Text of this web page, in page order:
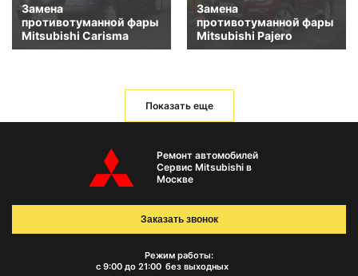
Замена
противотуманной фары
Mitsubishi Carisma
Замена
противотуманной фары
Mitsubishi Pajero
Показать еще
Ремонт автомобилей
Сервис Mitsubishi в
Москве
Режим работы:
с 9:00 до 21:00 без выходных
Заказать звонок